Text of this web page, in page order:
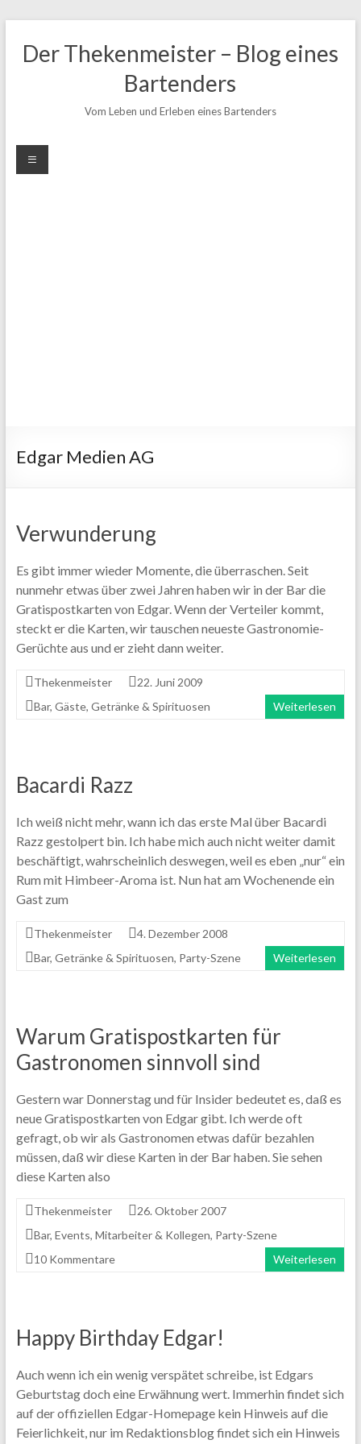
Inhalt
springen
Der Thekenmeister – Blog eines
Bartenders
Vom Leben und Erleben eines Bartenders
Edgar Medien AG
Verwunderung
Es gibt immer wieder Momente, die überraschen. Seit
nunmehr etwas über zwei Jahren haben wir in der Bar die
Gratispostkarten von Edgar. Wenn der Verteiler kommt,
steckt er die Karten, wir tauschen neueste Gastronomie-
Gerüchte aus und er zieht dann weiter.
Thekenmeister
22. Juni 2009
Bar, Gäste, Getränke & Spirituosen Weiterlesen
Bacardi Razz
Ich weiß nicht mehr, wann ich das erste Mal über Bacardi
Razz gestolpert bin. Ich habe mich auch nicht weiter damit
beschäftigt, wahrscheinlich deswegen, weil es eben „nur“ ein
Rum mit Himbeer-Aroma ist. Nun hat am Wochenende ein
Gast zum
Thekenmeister
4. Dezember 2008
Bar, Getränke & Spirituosen, Party-Szene Weiterlesen
Warum Gratispostkarten für
Gastronomen sinnvoll sind
Gestern war Donnerstag und für Insider bedeutet es, daß es
neue Gratispostkarten von Edgar gibt. Ich werde oft
gefragt, ob wir als Gastronomen etwas dafür bezahlen
müssen, daß wir diese Karten in der Bar haben. Sie sehen
diese Karten also
Thekenmeister
26. Oktober 2007
Bar, Events, Mitarbeiter & Kollegen, Party-Szene
10 Kommentare
Weiterlesen
Happy Birthday Edgar!
Auch wenn ich ein wenig verspätet schreibe, ist Edgars
Geburtstag doch eine Erwähnung wert. Immerhin findet sich
auf der offiziellen Edgar-Homepage kein Hinweis auf die
Feierlichkeit, nur im Redaktionsblog findet sich ein Hinweis